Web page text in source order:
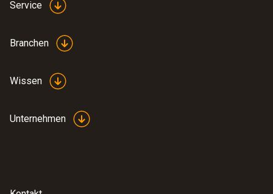
Service
Branchen
Wissen
Unternehmen